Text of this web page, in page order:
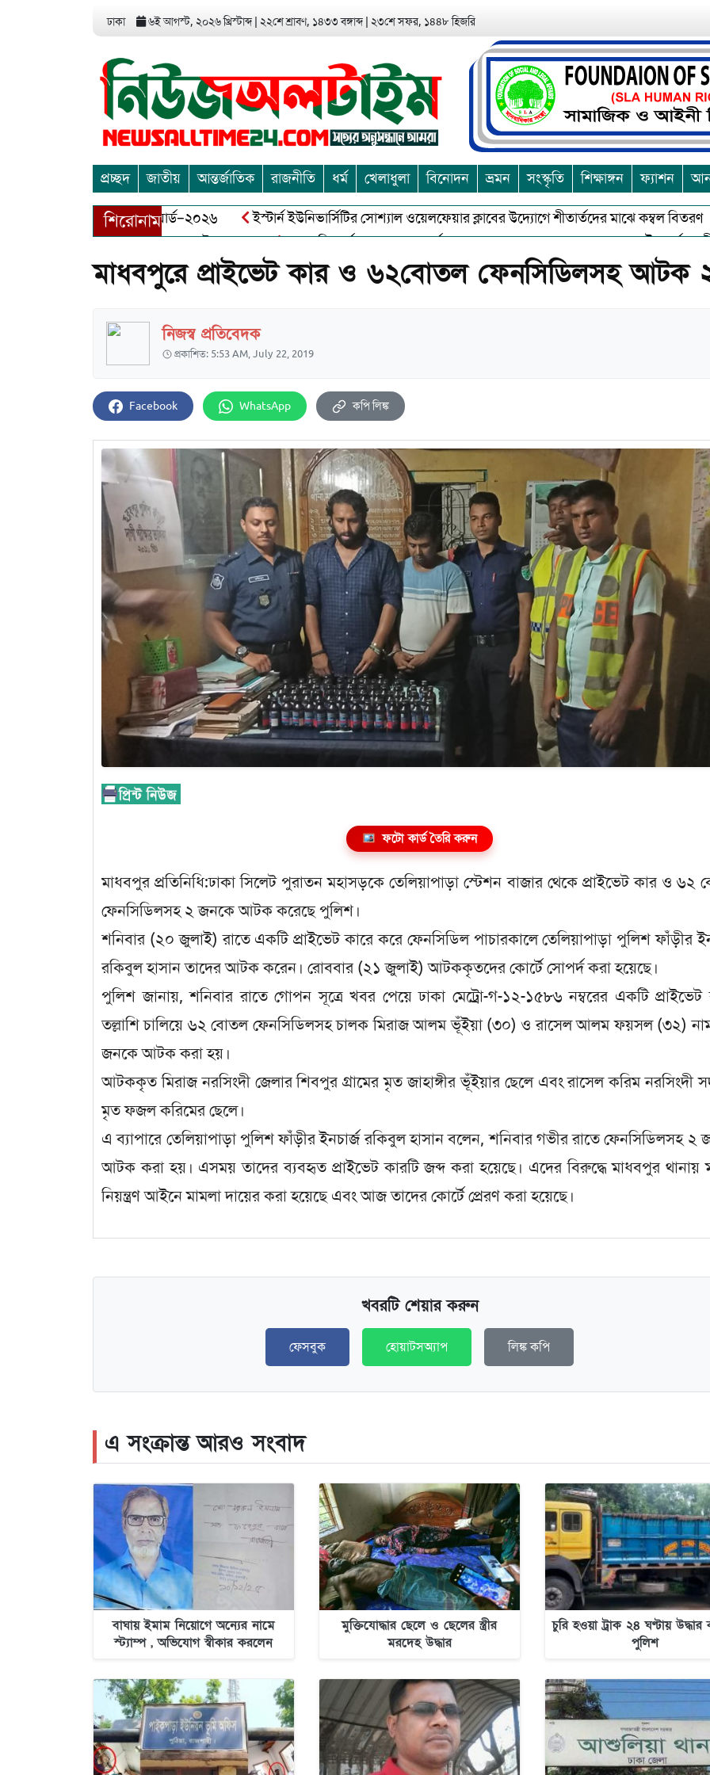
ঢাকা ৬ই আগস্ট, ২০২৬ খ্রিস্টাব্দ ২২শে শ্রাবণ, ১৪৩৩ বঙ্গাব্দ ২৩শে সফর, ১৪৪৮ হিজরি
প্রচ্ছদ জাতীয় আন্তর্জাতিক রাজনীতি ধর্ম খেলাধুলা বিনোদন ভ্রমন সংস্কৃতি শিক্ষাঙ্গন ফ্যাশন
শিরোনাম
এন্ড এন্ট্রাপ্রেনিয়র অ্যাওয়ার্ড–২০২৬ ইস্টার্ন ইউনিভার্সিটির সোশ্যাল ওয়েলফেয়ার ক্লাবের উদ্যোগে শীতার্তদের মাঝে কম্বল বিতরণ
মুক্তিযোদ্ধা আব্দুল খালেক এর ইন্তেকাল
আত্মশুদ্ধি অর্জন ও অশুভকে বর্জন করে সত্য,সুন্দরকে বরনে কলাপাড়ায় বৌদ্ধ ধর্মাবলম্বীদের
মাধবপুরে প্রাইভেট কার ও ৬২বোতল ফেনসিডিলসহ আটক
নিজস্ব প্রতিবেদক
প্রকাশিত: 5:53 AM, July 22, 2019
Facebook WhatsApp কপি লিঙ্ক
ফটো কার্ড তৈরি করুন
মাধবপুর প্রতিনিধি:ঢাকা সিলেট পুরাতন মহাসড়কে তেলিয়াপাড়া স্টেশন বাজার থেকে প্রাইভেট কার ও ৬২
ফেনসিডিলসহ ২ জনকে আটক করেছে পুলিশ।
শনিবার (২০ জুলাই) রাতে একটি প্রাইভেট কারে করে ফেনসিডিল পাচারকালে তেলিয়াপাড়া পুলিশ ফাঁড়ীর
রকিবুল হাসান তাদের আটক করেন। রোববার (২১ জুলাই) আটককৃতদের কোর্টে সোপর্দ করা হয়েছে।
পুলিশ জানায়, শনিবার রাতে গোপন সূত্রে খবর পেয়ে ঢাকা মেট্রো-গ-১২-১৫৮৬ নম্বরের একটি প্রাইভেট
তল্লাশি চালিয়ে ৬২ বোতল ফেনসিডিলসহ চালক মিরাজ আলম ভূঁইয়া (৩০) ও রাসেল আলম ফয়সল (৩২)
জনকে আটক করা হয়।
আটককৃত মিরাজ নরসিংদী জেলার শিবপুর গ্রামের মৃত জাহাঙ্গীর ভূঁইয়ার ছেলে এবং রাসেল করিম নরসিংদী
মৃত ফজল করিমের ছেলে।
এ ব্যাপারে তেলিয়াপাড়া পুলিশ ফাঁড়ীর ইনচার্জ রকিবুল হাসান বলেন, শনিবার গভীর রাতে ফেনসিডিলসহ ২
আটক করা হয়। এসময় তাদের ব্যবহৃত প্রাইভেট কারটি জব্দ করা হয়েছে। এদের বিরুদ্ধে মাধবপুর থানায়
নিয়ন্ত্রণ আইনে মামলা দায়ের করা হয়েছে এবং আজ তাদের কোর্টে প্রেরণ করা হয়েছে।
খবরটি শেয়ার করুন
ফেসবুক হোয়াটসঅ্যাপ লিঙ্ক কপি
এ সংক্রান্ত আরও সংবাদ
বাঘায় ইমাম নিয়োগে অন্যের নামে
স্ট্যাম্প , অভিযোগ স্বীকার করলেন
মুক্তিযোদ্ধার ছেলে ও ছেলের স্ত্রীর
মরদেহ উদ্ধার
চুরি হওয়া ট্রাক ২৪ ঘণ্টায়
পুলিশ